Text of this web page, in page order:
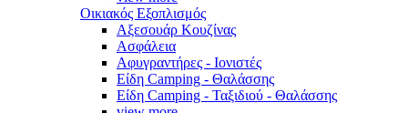
Οικιακός Εξοπλισμός
Αξεσουάρ Κουζίνας
Ασφάλεια
Αφυγραντήρες - Ιονιστές
Είδη Camping - Θαλάσσης
Είδη Camping - Ταξιδιού - Θαλάσσης